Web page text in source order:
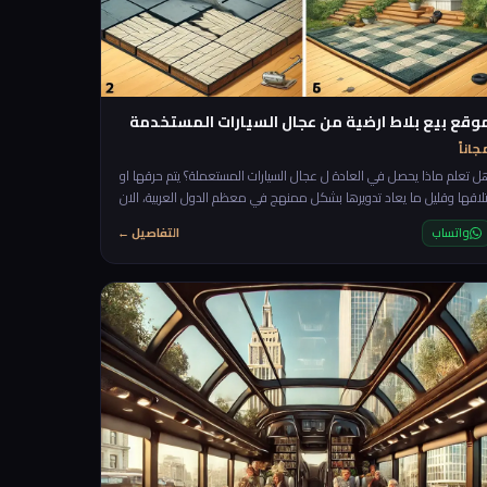
بيع بلاط ارضية من عجال السيارات المستخدمة
تعلم ماذا يحصل في العادة ل عجال السيارات المستعملة؟ يتم حرقها او
وقليل ما يعاد تدويرها بشكل ممنهج في معظم الدول العربية، الان
فكرة مربحة جدا وانا اضمن لك الطلب عليها لانها عملية جدا حتى
بعض الحالات افضل من البلاط الحجري العادي خاصة في ارضيات
النوادي الرياضية (Gyms) ارضيات الحدائق وغيرها. الية التنفيذ: سنحتاج فقط
الجزء العلوي من عجل السيارة سيتم قطعة بشكل متناسق على طول
واتساب التفاصيل ←